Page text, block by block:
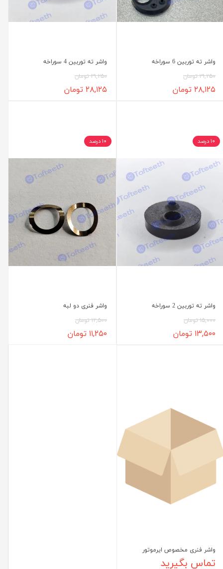
واشر ته توربین 6 سوراخه
۳۱,۲۵۰ تومان
۲۸,۱۲۵ تومان
واشر ته توربین 4 سوراخه
۳۱,۲۵۰ تومان
۲۸,۱۲۵ تومان
واشر ته توربین 2 سوراخه
۱۵,۰۰۰ تومان
۱۳,۵۰۰ تومان
۱۰ درصد
واشر فنری دو لبه
۱۲,۵۰۰ تومان
۱۱,۲۵۰ تومان
۱۰ درصد
واشر فنری مخصوص ایرموتور
تماس بگیرید